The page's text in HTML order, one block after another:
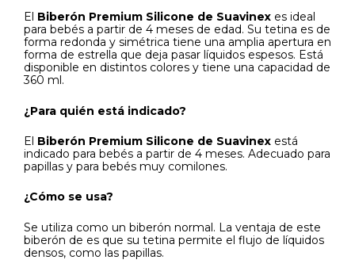
El Biberón Premium Silicone de Suavinex es ideal
para bebés a partir de 4 meses de edad. Su tetina es de
forma redonda y simétrica tiene una amplia apertura en
forma de estrella que deja pasar líquidos espesos. Está
disponible en distintos colores y tiene una capacidad de
360 ml.
¿Para quién está indicado?
El Biberón Premium Silicone de Suavinex está
indicado para bebés a partir de 4 meses. Adecuado para
papillas y para bebés muy comilones.
¿Cómo se usa?
Se utiliza como un biberón normal. La ventaja de este
biberón de es que su tetina permite el flujo de líquidos
densos, como las papillas.